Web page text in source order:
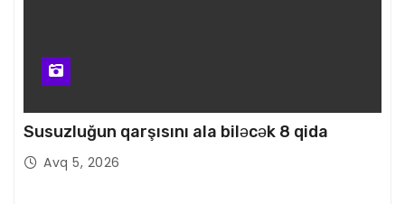
Susuzluğun qarşısını ala biləcək 8 qida
Avq 5, 2026